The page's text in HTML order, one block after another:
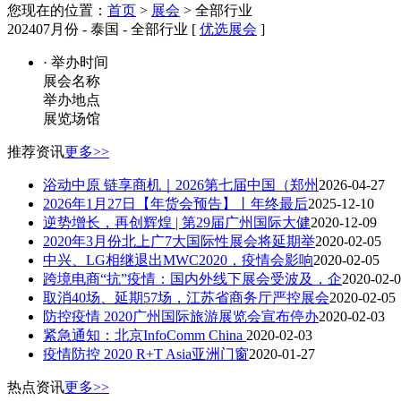
您现在的位置： 首页 > 展会 > 全部行业
202407月份 - 泰国 - 全部行业 [ 优选展会 ]
· 举办时间
展会名称
举办地点
展览场馆
推荐资讯更多>>
浴动中原 链享商机｜2026第七届中国（郑州 2026-04-27
2026年1月27日【年货会预告】丨年终最后2025-12-10
逆势增长，再创辉煌 | 第29届广州国际大健2020-12-09
2020年3月份北上广7大国际性展会将延期举2020-02-05
中兴、LG相继退出MWC2020，疫情会影响2020-02-05
跨境电商“抗”疫情：国内外线下展会受波及，企2020-02-
取消40场、延期57场，江苏省商务厅严控展会2020-02-05
防控疫情 2020广州国际旅游展览会宣布停办2020-02-03
紧急通知：北京InfoComm China 2020-02-03
疫情防控 2020 R+T Asia亚洲门窗2020-01-27
热点资讯更多>>